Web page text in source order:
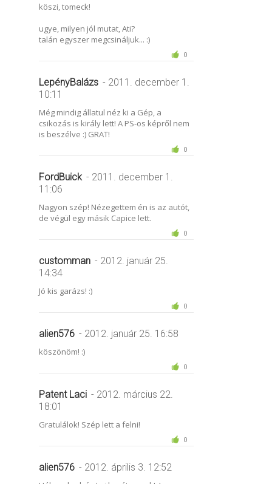
köszi, tomeck!
ugye, milyen jól mutat, Ati?
talán egyszer megcsináljuk... :)
0
LepényBalázs - 2011. december 1.
10:11
Még mindig állatul néz ki a Gép, a
csikozás is király lett! A PS-os képről nem
is beszélve :) GRAT!
0
FordBuick - 2011. december 1.
11:06
Nagyon szép! Nézegettem én is az autót,
de végül egy másik Capice lett.
0
customman - 2012. január 25.
14:34
Jó kis garázs! :)
0
alien576 - 2012. január 25. 16:58
köszönöm! :)
0
Patent Laci - 2012. március 22.
18:01
Gratulálok! Szép lett a felni!
0
alien576 - 2012. április 3. 12:52